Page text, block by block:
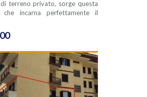
terreno privato, sorge questa
che incarna perfettamente il